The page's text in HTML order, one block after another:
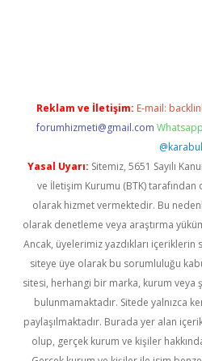
Reklam ve İletişim: E-mail:
forumhizmeti@gmail.com
@karabul
Yasal Uyarı: Sitemiz, 5651 Sayılı
ve İletişim Kurumu (BTK) tarafından
olarak hizmet vermektedir. Bu
olarak denetleme veya araştırma
Ancak, üyelerimiz yazdıkları
siteye üye olarak bu sorumluluğu
sitesi, herhangi bir marka, kurum veya
bulunmamaktadır. Sitede yalnızca
paylaşılmaktadır. Burada yer alan
olup, gerçek kurum ve kişiler